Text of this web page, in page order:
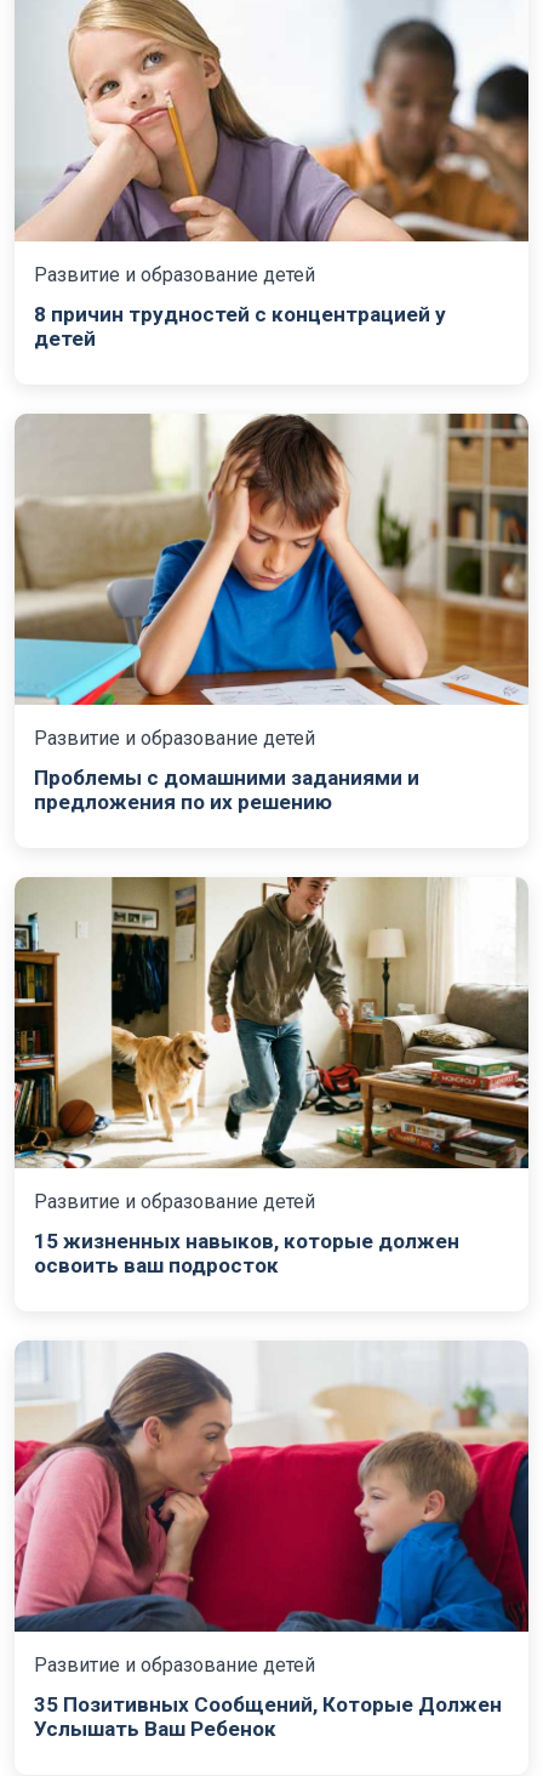
Развитие и образование детей
8 причин трудностей с концентрацией у
детей
Развитие и образование детей
Проблемы с домашними заданиями и
предложения по их решению
Развитие и образование детей
15 жизненных навыков, которые должен
освоить ваш подросток
Развитие и образование детей
35 Позитивных Сообщений, Которые Должен
Услышать Ваш Ребенок